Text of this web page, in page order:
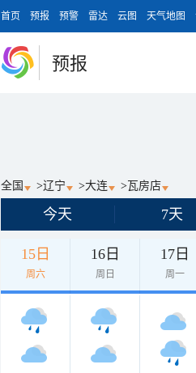
首页 预报 预警 雷达 云图 天气地图
预报
全国 >辽宁 >大连 > 瓦房店
今天 7天
15日
周六
16日
周日
17日
周一